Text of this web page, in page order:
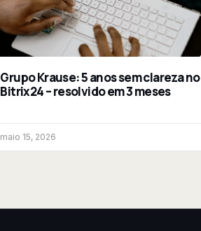
Grupo Krause: 5 anos sem clareza no
Bitrix24 – resolvido em 3 meses
maio 15, 2026